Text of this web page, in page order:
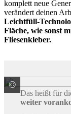
komplett neue
verändert deinen
Leichtfüll-
Fläche, wie sonst
Fliesenkleber.
©
PCI
Das heißt für
weiter